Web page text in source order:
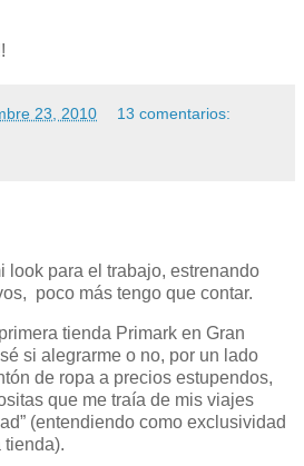
23, 2010 13 comentarios:
look para el trabajo, estrenando
poco más tengo que contar.
tienda Primark en Gran
si alegrarme o no, por un lado
de ropa a precios estupendos,
que me traía de mis viajes
(entendiendo como exclusividad
tienda).